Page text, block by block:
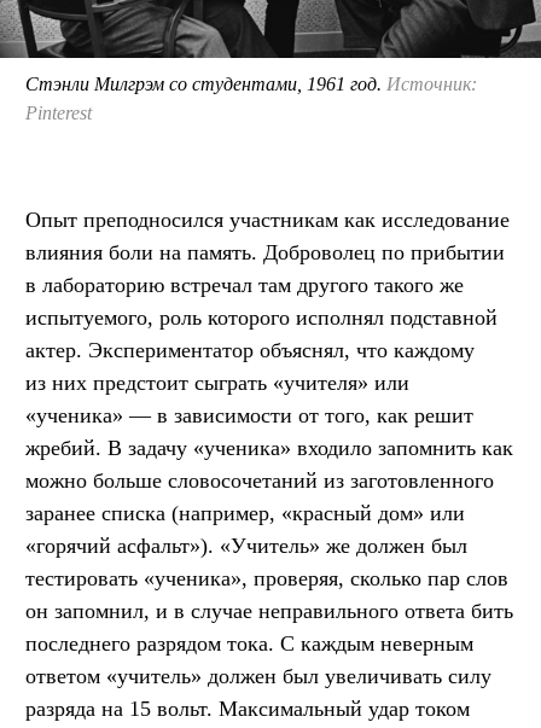
Стэнли Милгрэм со студентами, 1961 год. Источник:
Pinterest
Опыт преподносился участникам как исследование
влияния боли на память. Доброволец по прибытии
в лабораторию встречал там другого такого же
испытуемого, роль которого исполнял подставной
актер. Экспериментатор объяснял, что каждому
из них предстоит сыграть «учителя» или
«ученика» — в зависимости от того, как решит
жребий. В задачу «ученика» входило запомнить как
можно больше словосочетаний из заготовленного
заранее списка (например, «красный дом» или
«горячий асфальт»). «Учитель» же должен был
тестировать «ученика», проверяя, сколько пар слов
он запомнил, и в случае неправильного ответа бить
последнего разрядом тока. С каждым неверным
ответом «учитель» должен был увеличивать силу
разряда на 15 вольт. Максимальный удар током